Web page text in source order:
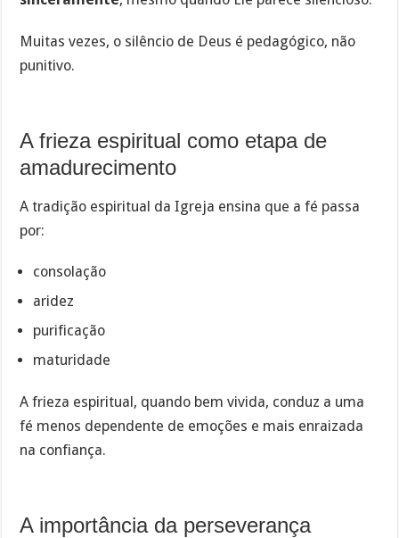
Muitas vezes, o silêncio de Deus é pedagógico, não
punitivo.
A frieza espiritual como etapa de
amadurecimento
A tradição espiritual da Igreja ensina que a fé passa
por:
consolação
aridez
purificação
maturidade
A frieza espiritual, quando bem vivida, conduz a uma
fé menos dependente de emoções e mais enraizada
na confiança.
A importância da perseverança